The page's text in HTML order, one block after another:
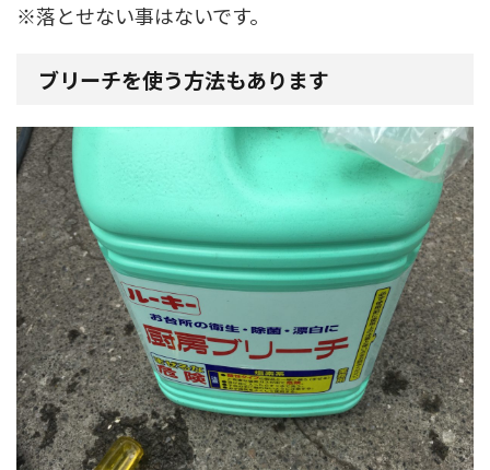
※落とせない事はないです。
ブリーチを使う方法もあります